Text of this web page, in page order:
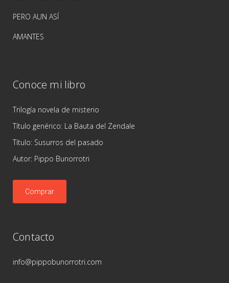
PERO AUN ASÍ
AMANTES
Conoce mi libro
Trilogía novela de misterio
Título genérico: La Bauta del Zendale
Título: Susurros del pasado
Autor: Pippo Bunorrotri
Comprar
Contacto
info@pippobunorrotri.com